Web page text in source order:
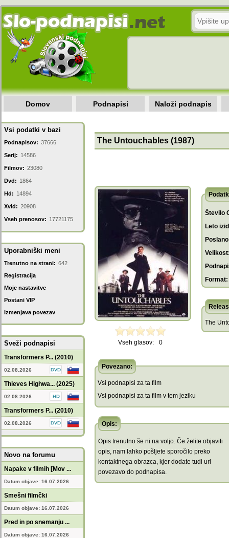
Domov Podnapisi Naloži podnapis
Vsi podatki v bazi
Podnapisov: 37666
Serij: 14586
Filmov: 23080
Dvd: 1864
Hd: 14894
Xvid: 20908
Vseh prenosov: 17721175
Uporabniški meni
Trenutno na strani: 642
Registracija
Moje nastavitve
Postani VIP
Izmenjava povezav
Sveži podnapisi
Transformers P... (2010)
02.08.2026
Thieves Highwa... (2025)
02.08.2026
Transformers P... (2010)
02.08.2026
Novo na forumu
Napake v filmih [Mov ...
Datum objave: 16.07.2026
Smešni filmčki
Datum objave: 16.07.2026
Pred in po snemanju ...
Datum objave: 16.07.2026
The Untouchables (1987)
Vseh glasov: 0
Število
Leto
Format:
The
Povezano:
Vsi podnapisi za ta film
Vsi podnapisi za ta film v tem jeziku
Opis:
Opis trenutno še ni na voljo. Če želite objaviti
opis, nam lahko pošljete sporočilo preko
kontaktnega obrazca, kjer dodate tudi url
povezavo do podnapisa.